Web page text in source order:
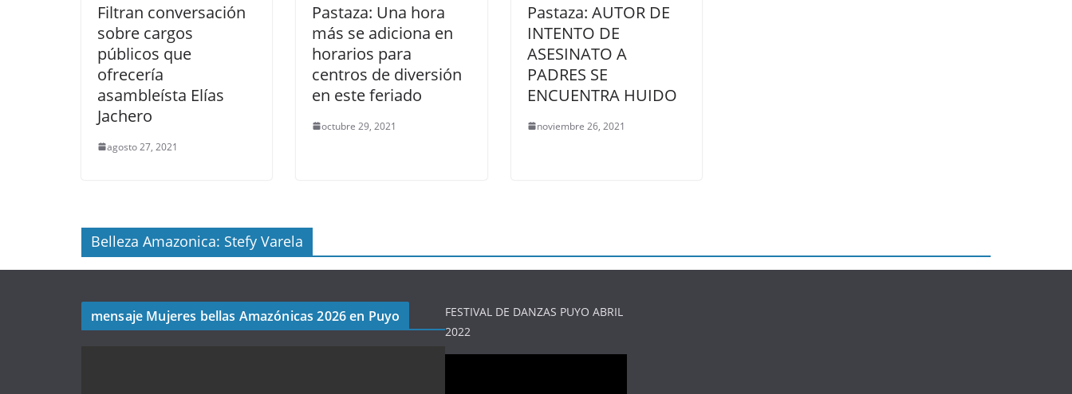
Filtran conversación
sobre cargos
públicos que
ofrecería
asambleísta Elías
Jachero
agosto 27, 2021
Pastaza: Una hora
más se adiciona en
horarios para
centros de diversión
en este feriado
octubre 29, 2021
Pastaza: AUTOR DE
INTENTO DE
ASESINATO A
PADRES SE
ENCUENTRA HUIDO
noviembre 26, 2021
Belleza Amazonica: Stefy Varela
mensaje Mujeres bellas Amazónicas 2026 en Puyo
FESTIVAL DE DANZAS PUYO ABRIL
2022